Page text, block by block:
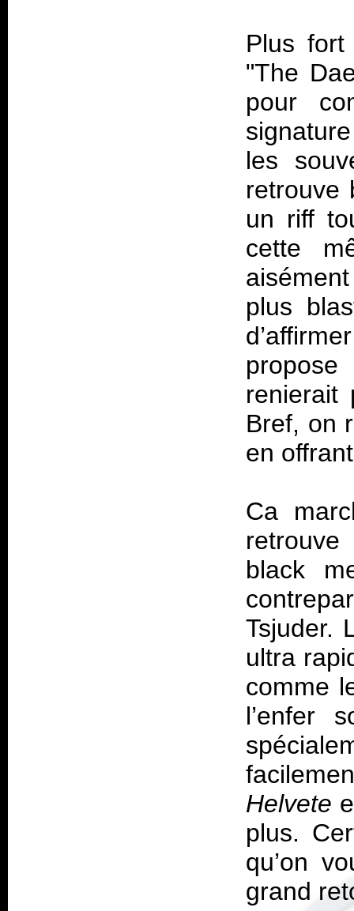
Plus
"The
pour
les
retrouve
un riff
cette
plus
renierait
Bref, on
en
Ca
black
Tsjuder.
ultra
comme
l’enfer
Helvete
plus.
qu’on
grand